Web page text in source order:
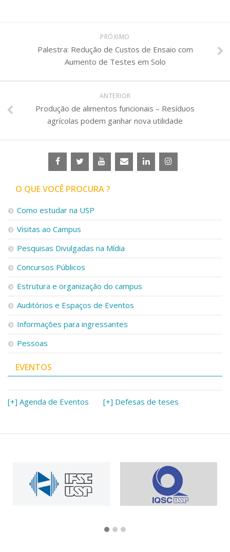
PRÓXIMO
Palestra: Redução de Custos de Ensaio com
Aumento de Testes em Solo
ANTERIOR
Produção de alimentos funcionais – Resíduos
agrícolas podem ganhar nova utilidade
O QUE VOCÊ PROCURA ?
Como estudar na USP
Visitas ao Campus
Pesquisas Divulgadas na Mídia
Concursos Públicos
Estrutura e organização do campus
Auditórios e Espaços de Eventos
Informações para ingressantes
Pessoas
EVENTOS
[+] Agenda de Eventos [+] Defesas de teses